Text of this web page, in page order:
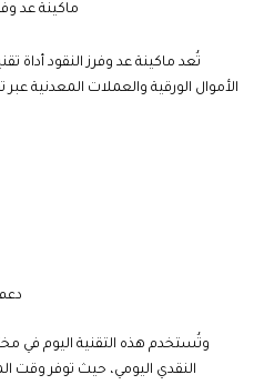
تُعد ماكينة عد وفرز النقود
الأموال الورقية والعملات المعدنية
وتُستخدم هذه التقنية اليوم في
النقدي اليومي، حيث توفر وقت